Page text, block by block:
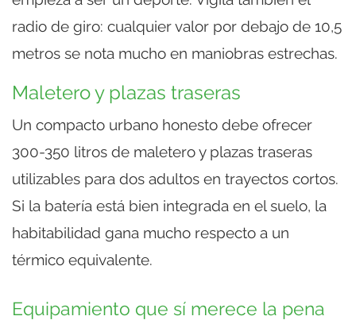
radio de giro: cualquier valor por debajo de 10,5
metros se nota mucho en maniobras estrechas.
Maletero y plazas traseras
Un compacto urbano honesto debe ofrecer
300-350 litros de maletero y plazas traseras
utilizables para dos adultos en trayectos cortos.
Si la batería está bien integrada en el suelo, la
habitabilidad gana mucho respecto a un
térmico equivalente.
Equipamiento que sí merece la pena